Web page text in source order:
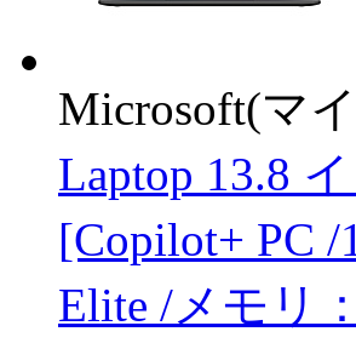
Microsoft(マ
Laptop 13.8
[Copilot+ PC /
Elite /メモリ